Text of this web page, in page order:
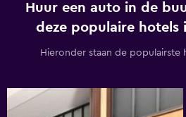
Huur een auto in de
deze populaire hotels
Hieronder staan de